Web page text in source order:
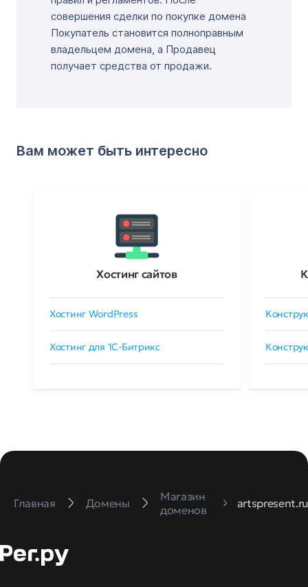
совершения сделки по покупке домена
Покупатель становится полноправным
владельцем домена, а Продавец
получает средства от продажи.
Вам может быть интересно
Хостинг сайтов
Хостинг WordPress
Хостинг для 1C-Битрикс
Главная Домены
Магазин
доменов